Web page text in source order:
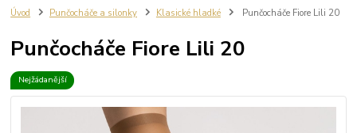
Úvod Punčocháče a silonky Klasické hladké Punčocháče Fiore Lili 20
Punčocháče Fiore Lili 20
Nejžádanější